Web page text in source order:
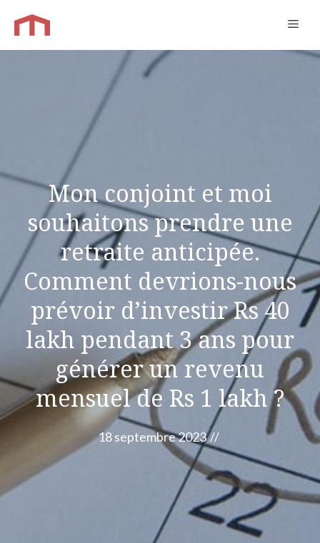
contenu
Mon conjoint et moi
souhaitons prendre une
retraite anticipée.
Comment devrions-nous
prévoir d’investir Rs 40
lakh pendant 3 ans pour
générer un revenu
mensuel de Rs 1 lakh ?
18 septembre 2023 //